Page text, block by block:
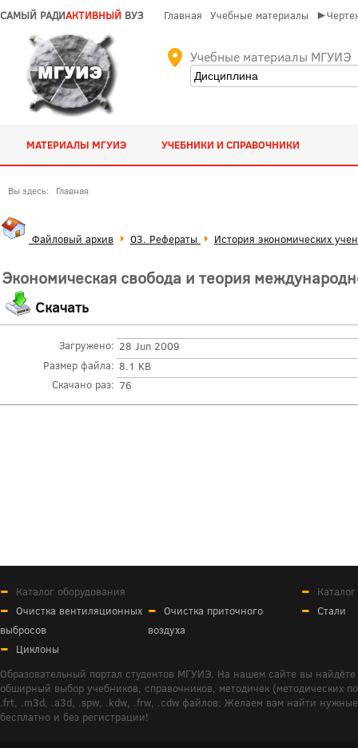
САМЫЙ РАДИАКТИВНЫЙ ВУЗ Главная Учебные материалы
Учебные материалы МГУИЭ
МАТЕРИАЛЫ МГУИЭ УЧЕБНИКИ И СПРАВОЧНИКИ
Вы здесь: Главная
Файловый архив 03. Рефераты История экономических
Экономическая свобода и теория
Скачать
Загружено: 28 Jun 2009
Размер файла: 8.1 KB
Скачано раз: 76
Каталог оборудования
Очистка вентиляционных
выбросов
Очистка приточного
воздуха
Циклоны
Стали
Образовательный портал студентов МГУИЭ. На нашем сайте вы
обширный выбор учебников, справочников, методичек (методических
.frt, .m3d, .a3d, .spw, .kdw, .frw, .cdw файлов. Желаем вам найти
бесплатно и без регистрации!